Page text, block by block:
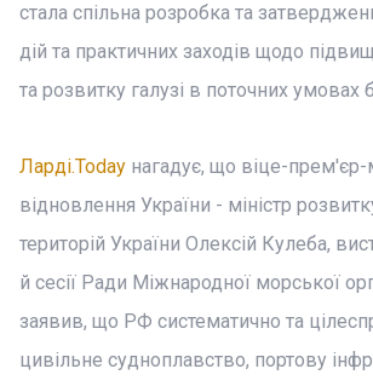
стала спільна розробка та
дій та практичних заходів щодо
та розвитку галузі в поточних умовах
Ларді.Today нагадує, що віце-прем'єр-
відновлення України - міністр
територій України Олексій Кулеба,
й сесії Ради Міжнародної морської
заявив, що РФ систематично та
цивільне судноплавство, портову